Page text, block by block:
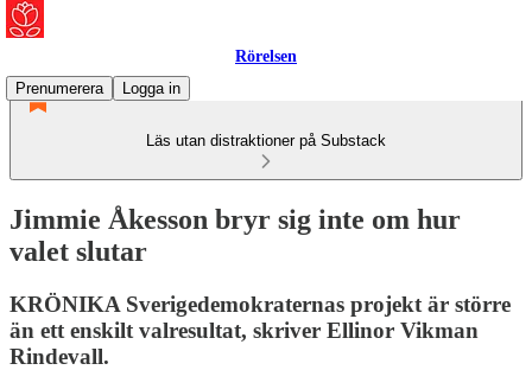
Rörelsen
Prenumerera
Logga in
Läs utan distraktioner på Substack
Jimmie Åkesson bryr sig inte om hur
valet slutar
KRÖNIKA Sverigedemokraternas projekt är större
än ett enskilt valresultat, skriver Ellinor Vikman
Rindevall.